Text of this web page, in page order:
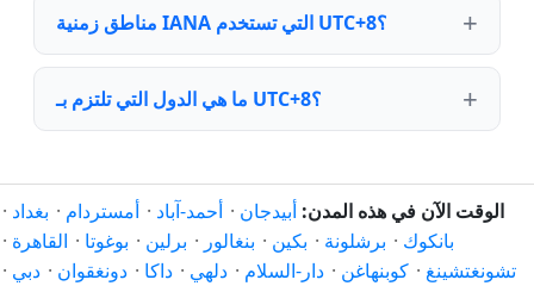
مناطق زمنية IANA التي تستخدم UTC+8؟
ما هي الدول التي تلتزم بـ UTC+8؟
الوقت الآن في هذه المدن: أبيدجان · أحمد-آباد · أمستردام · بغداد ·
بانكوك · برشلونة · بكين · بنغالور · برلين · بوغوتا · القاهرة ·
تشونغتشينغ · كوبنهاغن · دار-السلام · دلهي · داكا · دونغقوان · دبي ·